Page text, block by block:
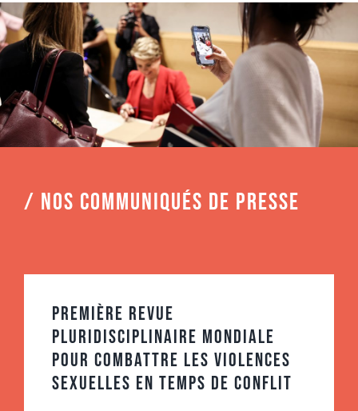
/ Nos communiqués de presse
Première revue
pluridisciplinaire mondiale
pour combattre les violences
sexuelles en temps de conflit